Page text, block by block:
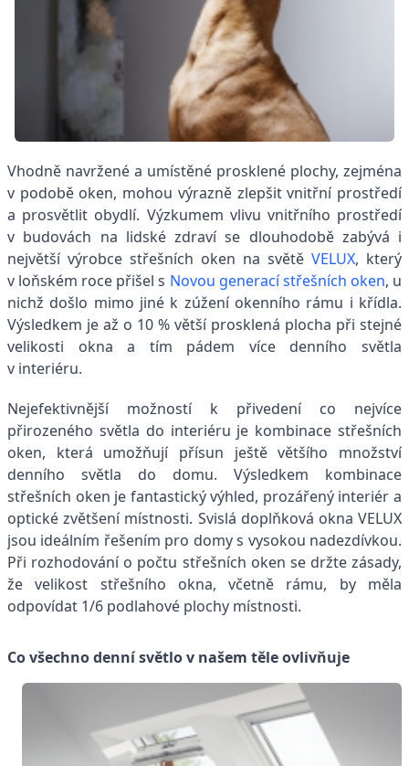
Vhodně navržené a umístěné prosklené plochy, zejména
v podobě oken, mohou výrazně zlepšit vnitřní prostředí
a prosvětlit obydlí. Výzkumem vlivu vnitřního prostředí
v budovách na lidské zdraví se dlouhodobě zabývá i
největší výrobce střešních oken na světě VELUX, který
v loňském roce přišel s Novou generací střešních oken, u
nichž došlo mimo jiné k zúžení okenního rámu i křídla.
Výsledkem je až o 10 % větší prosklená plocha při stejné
velikosti okna a tím pádem více denního světla
v interiéru.
Nejefektivnější možností k přivedení co nejvíce
přirozeného světla do interiéru je kombinace střešních
oken, která umožňují přísun ještě většího množství
denního světla do domu. Výsledkem kombinace
střešních oken je fantastický výhled, prozářený interiér a
optické zvětšení místnosti. Svislá doplňková okna VELUX
jsou ideálním řešením pro domy s vysokou nadezdívkou.
Při rozhodování o počtu střešních oken se držte zásady,
že velikost střešního okna, včetně rámu, by měla
odpovídat 1/6 podlahové plochy místnosti.
Co všechno denní světlo v našem těle ovlivňuje